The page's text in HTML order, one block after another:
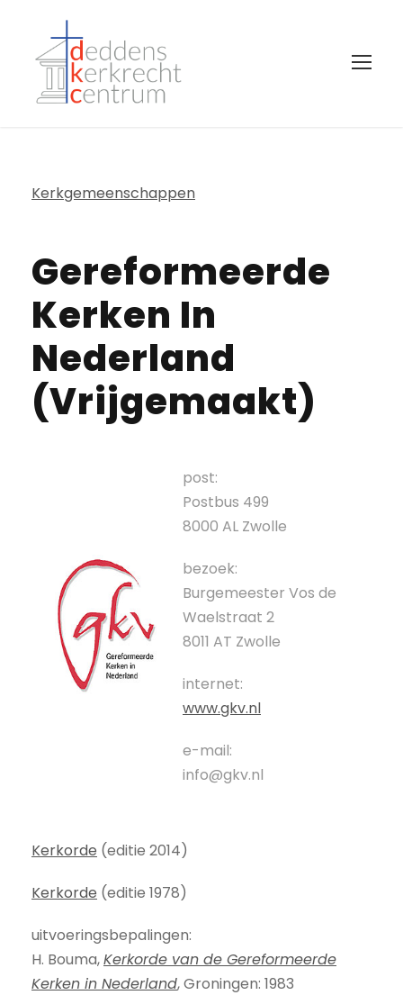
Kerkgemeenschappen
Gereformeerde
Kerken In
Nederland
(vrijgemaakt)
post:
Postbus 499
8000 AL Zwolle
bezoek:
Burgemeester Vos de
Waelstraat 2
8011 AT Zwolle
internet:
www.gkv.nl
e-mail:
info@gkv.nl
Kerkorde (editie 2014)
Kerkorde (editie 1978)
uitvoeringsbepalingen:
H. Bouma,Kerkorde van de Gereformeerde
Kerken in Nederland, Groningen: 1983